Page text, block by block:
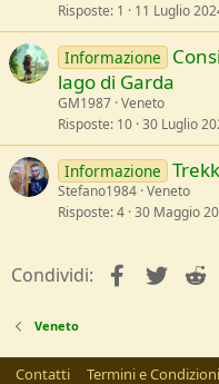
Risposte 1 11 Luglio
Informazione
lago di Garda
GM1987 Veneto
Risposte 10 30 Luglio
Informazione
Stefano1984 Veneto
Risposte 4 30 Maggio
Condividi: facebook
Veneto
Contatti Termini e